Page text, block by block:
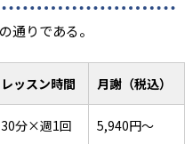
通りである。
レッスン時間 月謝（税込）
30分×週1回 5,940円～